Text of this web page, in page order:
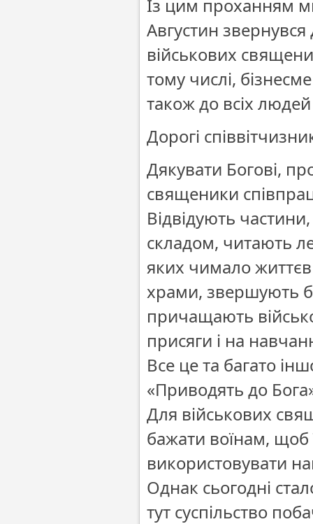
Із цим проханням
Августин
військових
тому числі,
також до всіх людей
Дорогі
Дякувати Богові,
священики
Відвідують
складом, читають
яких чимало
храми, звершують
причащають
присяги і на
Все це та багато
«Приводять до
Для військових
бажати воїнам, щоб
використовувати
Однак сьогодні
тут суспільство